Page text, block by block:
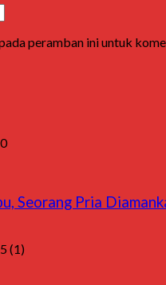
peramban ini untuk
Seorang Pria